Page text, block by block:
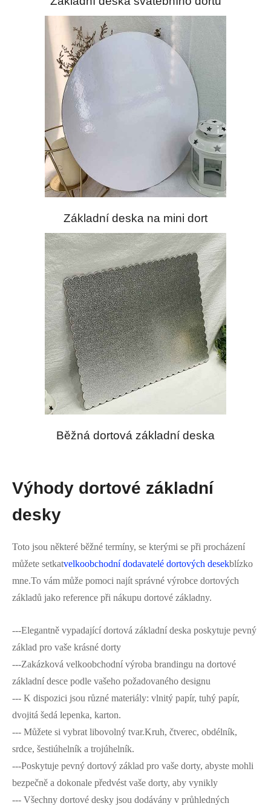
Základní deska na mini dort
Běžná dortová základní deska
Výhody dortové základní
desky
Toto jsou některé běžné termíny, se kterými se při procházení
můžete setkatvelkoobchodní dodavatelé dortových desekblízko
mne.To vám může pomoci najít správné výrobce dortových
základů jako reference při nákupu dortové základny.
---Elegantně vypadající dortová základní deska poskytuje pevný
základ pro vaše krásné dorty
---Zakázková velkoobchodní výroba brandingu na dortové
základní desce podle vašeho požadovaného designu
--- K dispozici jsou různé materiály: vlnitý papír, tuhý papír,
dvojitá šedá lepenka, karton.
--- Můžete si vybrat libovolný tvar.Kruh, čtverec, obdélník,
srdce, šestiúhelník a trojúhelník.
---Poskytuje pevný dortový základ pro vaše dorty, abyste mohli
bezpečně a dokonale předvést vaše dorty, aby vynikly
--- Všechny dortové desky jsou dodávány v průhledných